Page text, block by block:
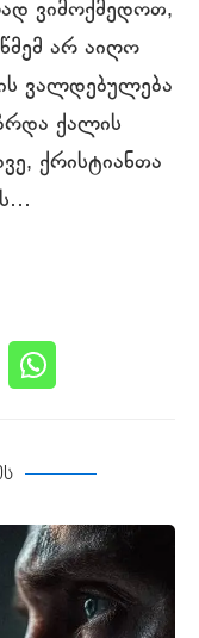
ვიმოქმედოთ,
არ აიღო
ვალდებულება
ქალის
ქრისტიანთა